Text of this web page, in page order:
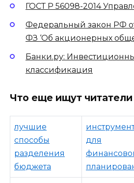
ГОСТ Р 56098-2014
Федеральный закон РФ от
ФЗ ‘Об акционерных
Банки.ру:
классификация
Что еще ищут читатели
лучшие
способы
разделения
бюджета
для